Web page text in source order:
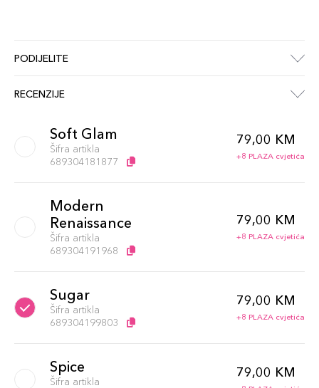
PODIJELITE
RECENZIJE
Soft Glam
Šifra artikla
689304181877
79,00 KM
+8 PLAZA cvjetića
Modern
Renaissance
Šifra artikla
689304191968
79,00 KM
+8 PLAZA cvjetića
Sugar
Šifra artikla
689304199803
79,00 KM
+8 PLAZA cvjetića
Spice
Šifra artikla
79,00 KM